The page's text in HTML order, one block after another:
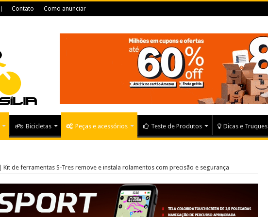
Contato Como anunciar
Bicicletas Peças e acessórios Teste de Produtos Dicas e Truques
Kit de ferramentas S-Tres remove e instala rolamentos com precisão e segurança